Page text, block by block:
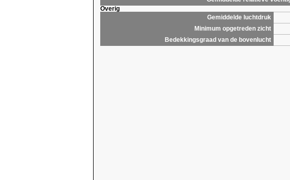
Overig
Gemiddelde luchtdruk
Minimum opgetreden zicht
Bedekkingsgraad van de bovenlucht